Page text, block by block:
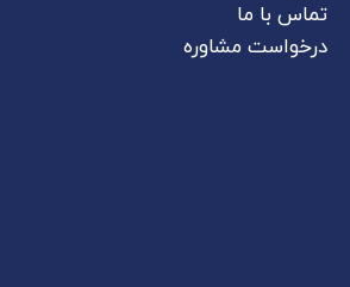
تماس با ما
درخواست مشاوره